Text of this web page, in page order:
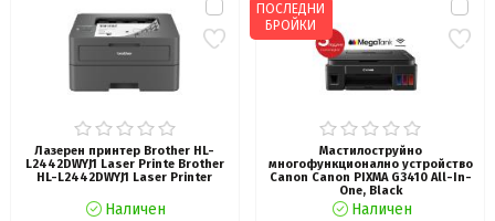
Лазерен принтер Brother HL-
L2442DWYJ1 Laser Printe Brother
HL-L2442DWYJ1 Laser Printer
Наличен
Мастилоструйно
многофункционално устройство
Canon Canon PIXMA G3410 All-In-
One, Black
Наличен
ПОСЛЕДНИ
БРОЙКИ